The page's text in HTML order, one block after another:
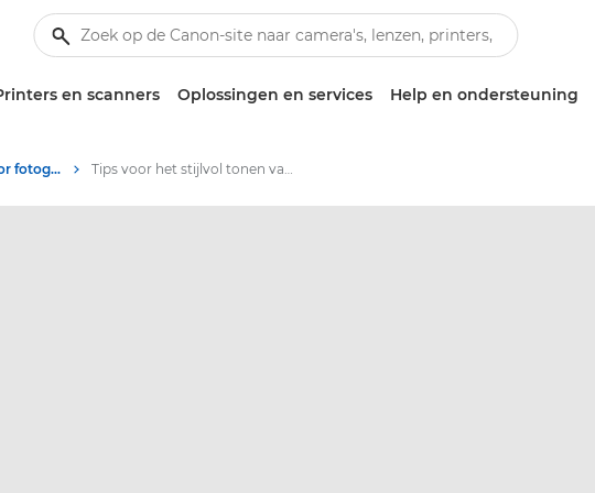
en scanners Oplossingen en services Help en ondersteuning
Tips en technieken voor fotografie en printen Tips voor het stijlvol tonen van familieportretten